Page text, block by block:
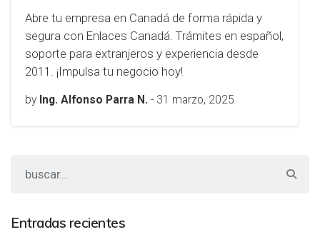
Abre tu empresa en Canadá de forma rápida y
segura con Enlaces Canadá. Trámites en español,
soporte para extranjeros y experiencia desde
2011. ¡Impulsa tu negocio hoy!
by Ing. Alfonso Parra N. - 31 marzo, 2025
Entradas recientes